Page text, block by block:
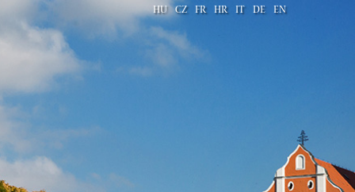
HU CZ FR HR IT DE EN